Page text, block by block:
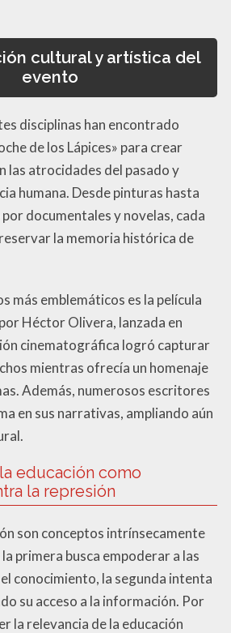
cultural y artística del
evento
disciplinas han encontrado
de los Lápices» para crear
las atrocidades del pasado y
humana. Desde pinturas hasta
documentales y novelas, cada
la memoria histórica de
más emblemáticos es la película
Héctor Olivera, lanzada en
cinematográfica logró capturar
mientras ofrecía un homenaje
Además, numerosos escritores
en sus narrativas, ampliando aún
educación como
la represión
son conceptos intrínsecamente
primera busca empoderar a las
conocimiento, la segunda intenta
su acceso a la información. Por
la relevancia de la educación